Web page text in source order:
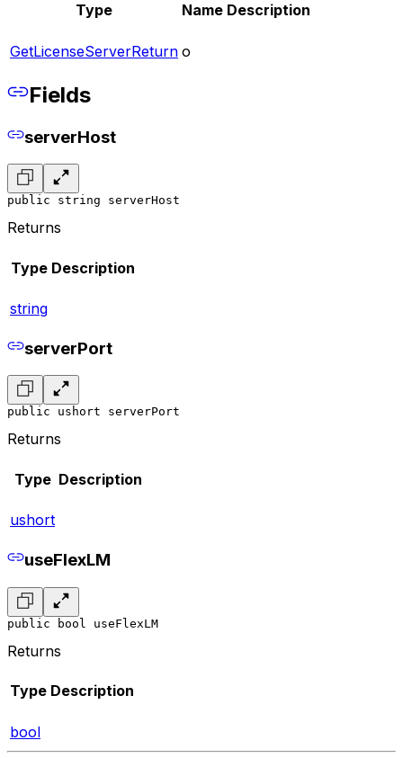
Type Name Description
GetLicenseServerReturn o
Fields
serverHost
public string serverHost
Returns
Type Description
string
serverPort
public ushort serverPort
Returns
Type Description
ushort
useFlexLM
public bool useFlexLM
Returns
Type Description
bool